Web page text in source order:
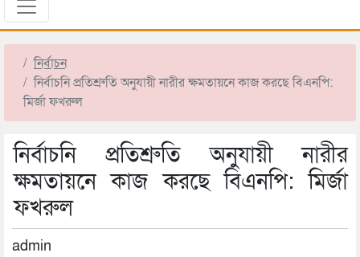
নির্বাচন
নির্বাচনি প্রতিশ্রুতি অনুযায়ী নারীর ক্ষমতায়নে কাজ করছে বিএনপি:
মির্জা ফখরুল
নির্বাচনি প্রতিশ্রুতি অনুযায়ী নারীর
ক্ষমতায়নে কাজ করছে বিএনপি: মির্জা
ফখরুল
admin